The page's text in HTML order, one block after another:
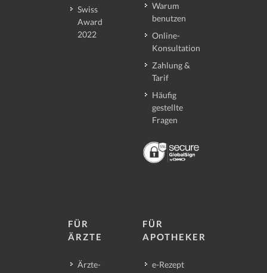
Swiss
Award
2022
Warum
benutzen
Online-
Konsultation
Zahlung &
Tarif
Häufig
gestellte
Fragen
FÜR
ÄRZTE
Ärzte-
FÜR
APOTHEKER
e-Rezept